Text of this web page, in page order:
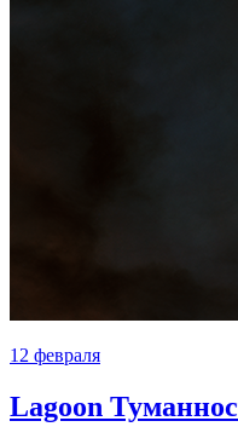
12 февраля
Lagoon